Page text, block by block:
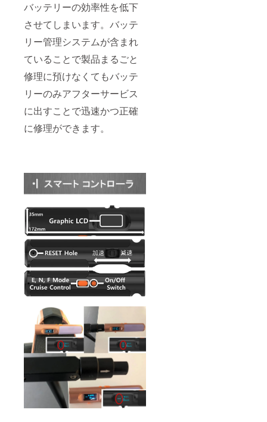
バッテリーの効率性を低下
させてしまいます。バッテ
リー管理システムが含まれ
ていることで製品まるごと
修理に預けなくてもバッテ
リーのみアフターサービス
に出すことで迅速かつ正確
に修理ができます。